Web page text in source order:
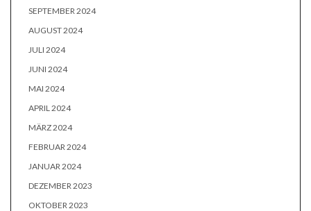
SEPTEMBER 2024
AUGUST 2024
JULI 2024
JUNI 2024
MAI 2024
APRIL 2024
MÄRZ 2024
FEBRUAR 2024
JANUAR 2024
DEZEMBER 2023
OKTOBER 2023